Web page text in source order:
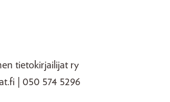
tietokirjailijat ry
| 050 574 5296